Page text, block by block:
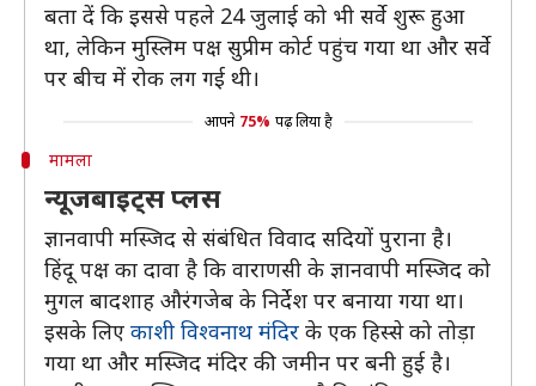
बता दें कि इससे पहले 24 जुलाई को भी सर्वे शुरू हुआ
था, लेकिन मुस्लिम पक्ष सुप्रीम कोर्ट पहुंच गया था और सर्वे
पर बीच में रोक लग गई थी।
आपने 75% पढ़ लिया है
मामला
न्यूजबाइट्स प्लस
ज्ञानवापी मस्जिद से संबंधित विवाद सदियों पुराना है।
हिंदू पक्ष का दावा है कि वाराणसी के ज्ञानवापी मस्जिद को
मुगल बादशाह औरंगजेब के निर्देश पर बनाया गया था।
इसके लिए काशी विश्वनाथ मंदिर के एक हिस्से को तोड़ा
गया था और मस्जिद मंदिर की जमीन पर बनी हुई है।